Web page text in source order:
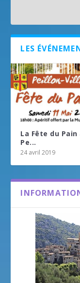
LES
La Fête du Pain
Pe...
24 avril 2019